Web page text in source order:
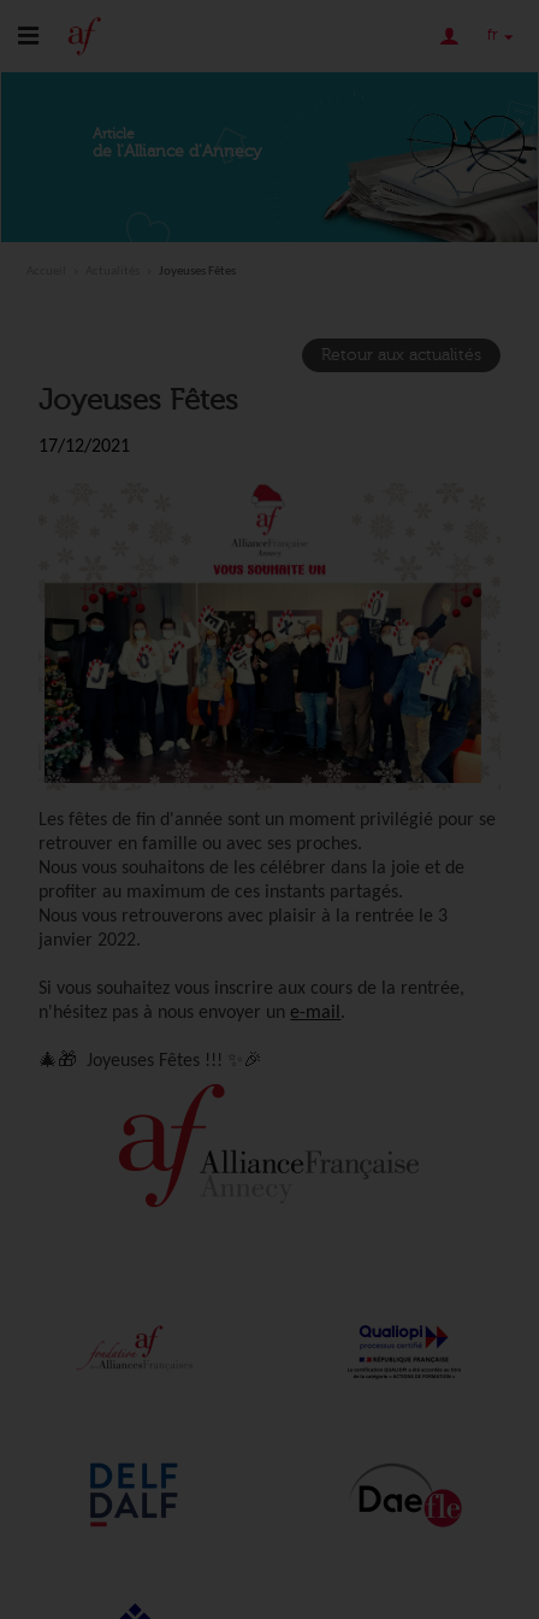
fr
Article
de l'Alliance d'Annecy
Joyeuses Fêtes
Retour aux actualités
Joyeuses Fêtes
17/12/2021
Les fêtes de fin d'année sont un moment privilégié pour se
retrouver en famille ou avec ses proches.
Nous vous souhaitons de les célébrer dans la joie et de
profiter au maximum de ces instants partagés.
Nous vous retrouverons avec plaisir à la rentrée le 3
janvier 2022.
Si vous souhaitez vous inscrire aux cours de la rentrée,
n'hésitez pas à nous envoyer un e-mail.
🎄🎁Joyeuses Fêtes !!! ✨🎉